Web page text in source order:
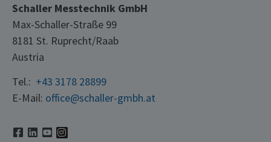
Schaller Messtechnik GmbH
Max-Schaller-Straße 99
8181 St. Ruprecht/Raab
Austria
Tel.: +43 3178 28899
E-Mail: office@schaller-gmbh.at